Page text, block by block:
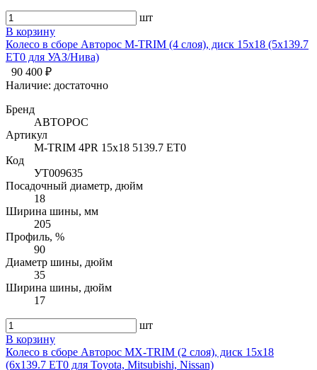
шт
В корзину
Колесо в сборе Авторос M-TRIM (4 слоя), диск 15х18 (5x139.7
ET0 для УАЗ/Нива)
90 400 ₽
Наличие: достаточно
Бренд
АВТОРОС
Артикул
M-TRIM 4PR 15х18 5139.7 ET0
Код
УТ009635
Посадочный диаметр, дюйм
18
Ширина шины, мм
205
Профиль, %
90
Диаметр шины, дюйм
35
Ширина шины, дюйм
17
шт
В корзину
Колесо в сборе Авторос MX-TRIM (2 слоя), диск 15х18
(6х139.7 ET0 для Toyota, Mitsubishi, Nissan)